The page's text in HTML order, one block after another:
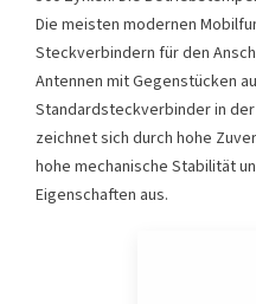
Die meisten modernen
Steckverbindern für den
Antennen mit Gegenstücken
Standardsteckverbinder in
zeichnet sich durch hohe
hohe mechanische Stabilität
Eigenschaften aus.